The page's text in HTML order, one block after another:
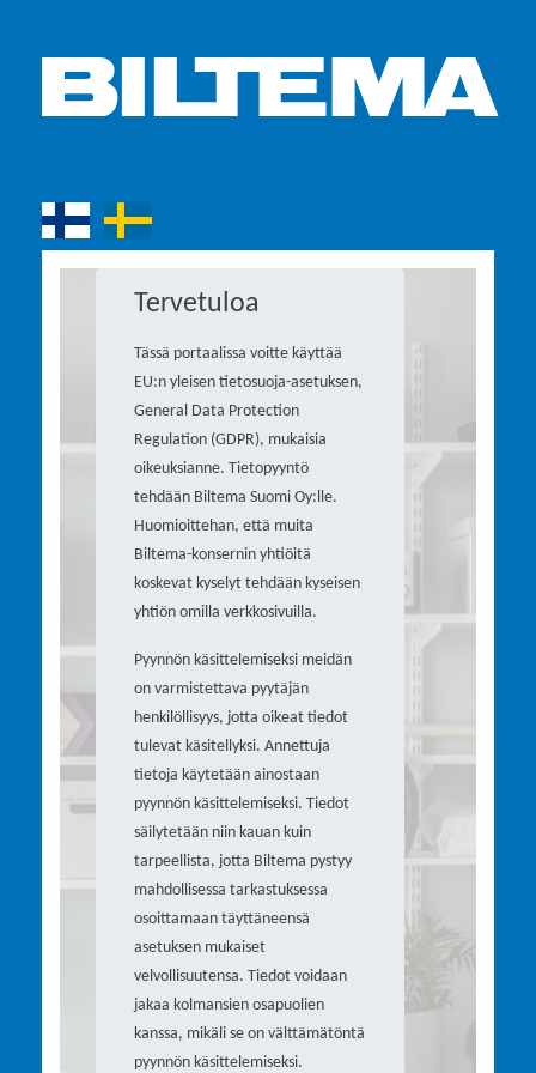
Tervetuloa
Tässä portaalissa voitte käyttää
EU:n yleisen tietosuoja-asetuksen,
General Data Protection
Regulation (GDPR), mukaisia
oikeuksianne. Tietopyyntö
tehdään Biltema Suomi Oy:lle.
Huomioittehan, että muita
Biltema-konsernin yhtiöitä
koskevat kyselyt tehdään kyseisen
yhtiön omilla verkkosivuilla.
Pyynnön käsittelemiseksi meidän
on varmistettava pyytäjän
henkilöllisyys, jotta oikeat tiedot
tulevat käsitellyksi. Annettuja
tietoja käytetään ainostaan
pyynnön käsittelemiseksi. Tiedot
säilytetään niin kauan kuin
tarpeellista, jotta Biltema pystyy
mahdollisessa tarkastuksessa
osoittamaan täyttäneensä
asetuksen mukaiset
velvollisuutensa. Tiedot voidaan
jakaa kolmansien osapuolien
kanssa, mikäli se on välttämätöntä
pyynnön käsittelemiseksi.